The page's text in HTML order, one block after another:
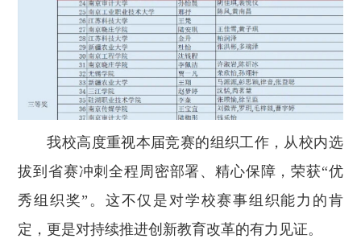
我校高度重视本届竞赛的组织工作，从校内选
拔到省赛冲刺全程周密部署、精心保障，荣获“优
秀组织奖”。这不仅是对学校赛事组织能力的肯
定，更是对持续推进创新教育改革的有力见证。